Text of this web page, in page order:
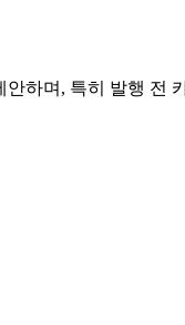
하며, 특히 발행 전